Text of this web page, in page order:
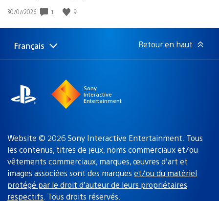
Date
publication
30/07/2026 1 9
Choisir
une
Région
actuelle
Français Retour en haut
Sony
Interactive
Entertainment
Website © 2026 Sony Interactive Entertainment. Tous
les contenus, titres de jeux, noms commerciaux et/ou
vêtements commerciaux, marques, œuvres d’art et
images associées sont des marques et/ou du matériel
protégé par le droit d’auteur de leurs propriétaires
respectifs. Tous droits réservés.